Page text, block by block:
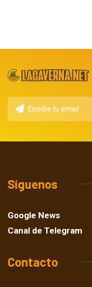
Síguenos
Google News
Canal de Telegram
Contacto